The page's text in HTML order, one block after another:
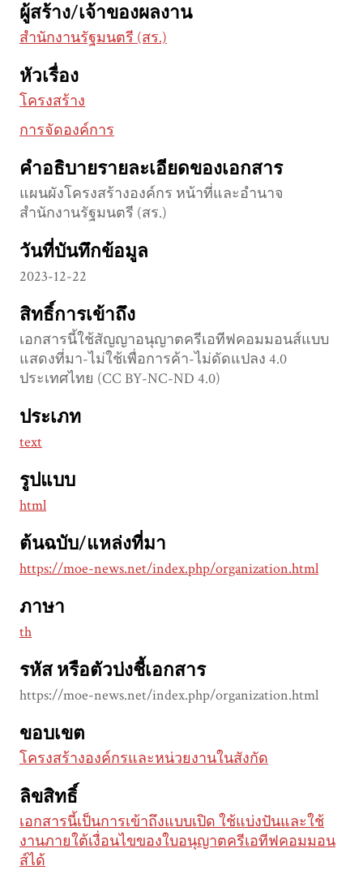
ผู้สร้าง/เจ้าของผลงาน
สำนักงานรัฐมนตรี (สร.)
หัวเรื่อง
โครงสร้าง
การจัดองค์การ
คำอธิบายรายละเอียดของเอกสาร
แผนผังโครงสร้างองค์กร หน้าที่และอำนาจ
สำนักงานรัฐมนตรี (สร.)
วันที่บันทึกข้อมูล
2023-12-22
สิทธิ์การเข้าถึง
เอกสารนี้ใช้สัญญาอนุญาตครีเอทีฟคอมมอนส์แบบ
แสดงที่มา-ไม่ใช้เพื่อการค้า-ไม่ดัดแปลง 4.0
ประเทศไทย (CC BY-NC-ND 4.0)
ประเภท
text
รูปแบบ
html
ต้นฉบับ/แหล่งที่มา
https://moe-news.net/index.php/organization.html
ภาษา
th
รหัส หรือตัวบ่งชี้เอกสาร
https://moe-news.net/index.php/organization.html
ขอบเขต
โครงสร้างองค์กรและหน่วยงานในสังกัด
ลิขสิทธิ์
เอกสารนี้เป็นการเข้าถึงแบบเปิด ใช้แบ่งปันและใช้
งานภายใต้เงื่อนไขของใบอนุญาตครีเอทีฟคอมมอน
ส์ได้